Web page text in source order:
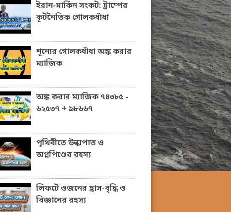
ইরান-মার্কিন সংকট: ট্রাম্পের
কূটনৈতিক গোলকধাঁধা
শূন্যের গোলকধাঁধা অঙ্ক করার
ম্যাজিক
অঙ্ক করার ম্যাজিক ৭৪৩৮৫ -
৬২৫৩৭ + ৯৮৬৬৭
পৃথিবীতে উল্কাপাত ও
অগ্নপিণ্ডের রহস্য
লিফটে ওজনের হ্রাস-বৃদ্ধি ও
বিজ্ঞানের রহস্য